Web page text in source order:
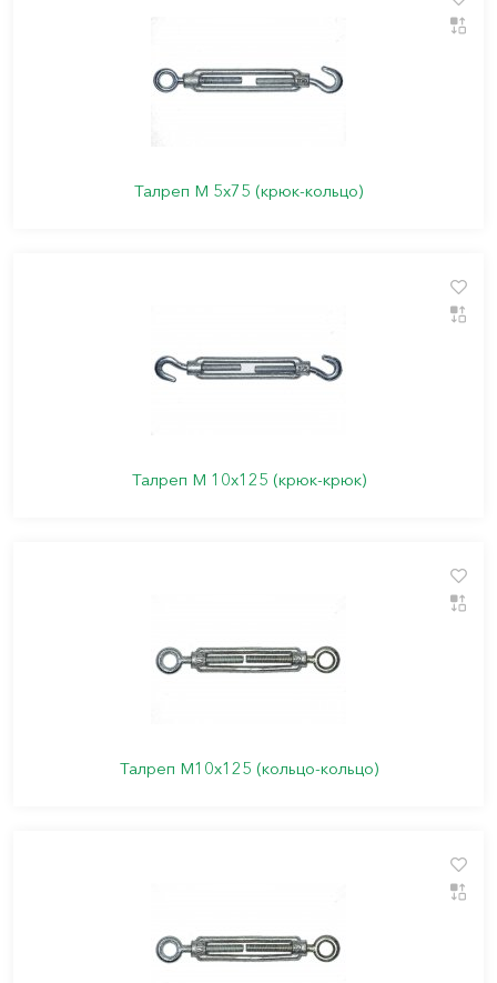
Талреп М 5х75 (крюк-кольцо)
Талреп М 10х125 (крюк-крюк)
Талреп М10х125 (кольцо-кольцо)